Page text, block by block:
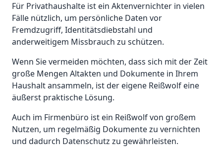
Für Privathaushalte ist ein Aktenvernichter in vielen
Fälle nützlich, um persönliche Daten vor
Fremdzugriff, Identitätsdiebstahl und
anderweitigem Missbrauch zu schützen.
Wenn Sie vermeiden möchten, dass sich mit der Zeit
große Mengen Altakten und Dokumente in Ihrem
Haushalt ansammeln, ist der eigene Reißwolf eine
äußerst praktische Lösung.
Auch im Firmenbüro ist ein Reißwolf von großem
Nutzen, um regelmäßig Dokumente zu vernichten
und dadurch Datenschutz zu gewährleisten.